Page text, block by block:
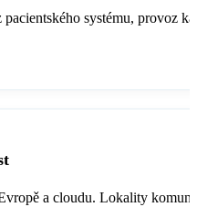
systému, provoz
a cloudu. Lokality